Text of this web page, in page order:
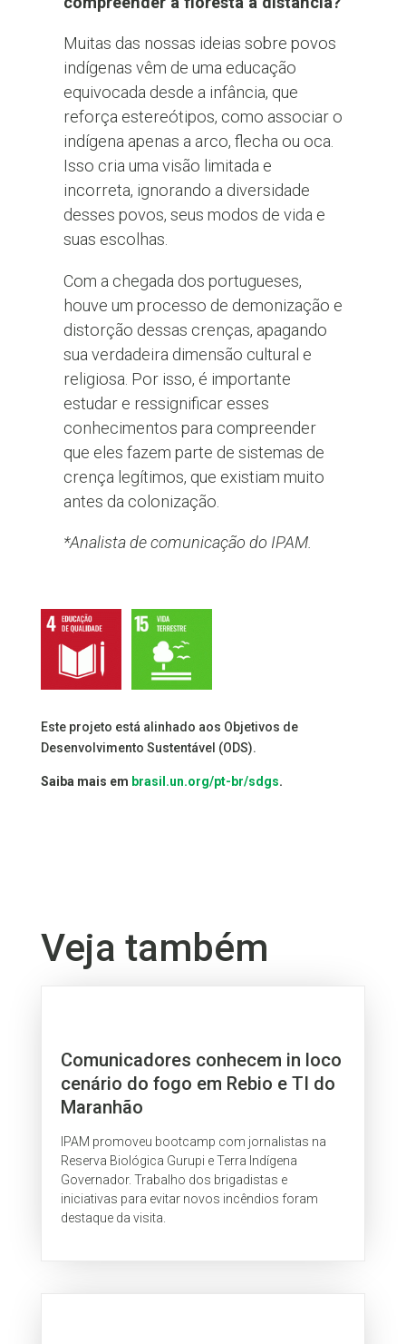
Muitas das nossas ideias sobre povos
indígenas vêm de uma educação
equivocada desde a infância, que
reforça estereótipos, como associar o
indígena apenas a arco, flecha ou oca.
Isso cria uma visão limitada e
incorreta, ignorando a diversidade
desses povos, seus modos de vida e
suas escolhas.
Com a chegada dos portugueses,
houve um processo de demonização e
distorção dessas crenças, apagando
sua verdadeira dimensão cultural e
religiosa. Por isso, é importante
estudar e ressignificar esses
conhecimentos para compreender
que eles fazem parte de sistemas de
crença legítimos, que existiam muito
antes da colonização.
*Analista de comunicação do IPAM.
Este projeto está alinhado aos Objetivos de
Desenvolvimento Sustentável (ODS).
Saiba mais em brasil.un.org/pt-br/sdgs.
Veja também
Comunicadores conhecem in loco
cenário do fogo em Rebio e TI do
Maranhão
IPAM promoveu bootcamp com jornalistas na
Reserva Biológica Gurupi e Terra Indígena
Governador. Trabalho dos brigadistas e
iniciativas para evitar novos incêndios foram
destaque da visita.